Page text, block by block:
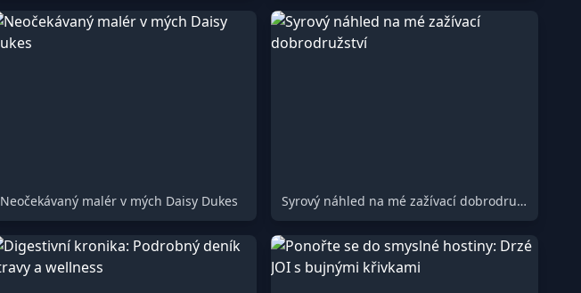
Neočekávaný malér v mých Daisy Dukes Syrový náhled na mé zažívací dobrodružství